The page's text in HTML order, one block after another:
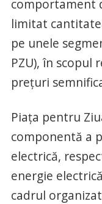
comportament
limitat
pe unele
PZU), în scopul
prețuri
Piaţa pentru
componentă a
electrică,
energie
cadrul